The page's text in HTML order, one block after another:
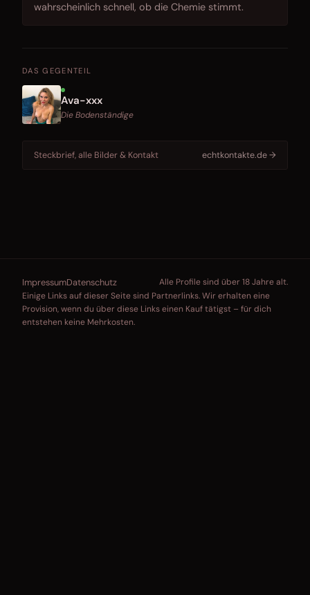
wahrscheinlich schnell, ob die Chemie stimmt.
DAS GEGENTEIL
Ava-xxx
Die Bodenständige
Steckbrief, alle Bilder & Kontakt echtkontakte.de →
ImpressumDatenschutz
Alle Profile sind über 18 Jahre alt.
Einige Links auf dieser Seite sind Partnerlinks. Wir erhalten eine
Provision, wenn du über diese Links einen Kauf tätigst – für dich
entstehen keine Mehrkosten.